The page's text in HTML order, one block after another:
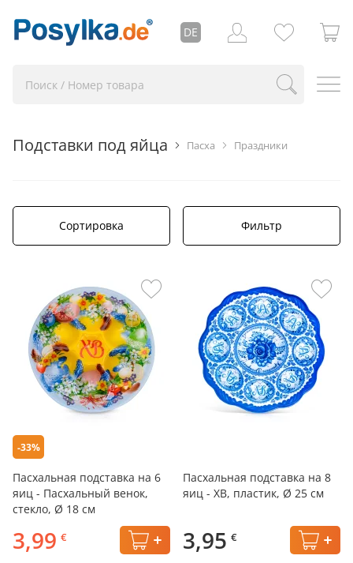
DE
Праздники
Пасха
Подставки под яйца
Сортировка Фильтр
-33%
Пасхальная подставка на 6
яиц - Пасхальный венок,
стекло, Ø 18 см
3,99 €
Пасхальная подставка на 8
яиц - ХВ, пластик, Ø 25 см
3,95 €